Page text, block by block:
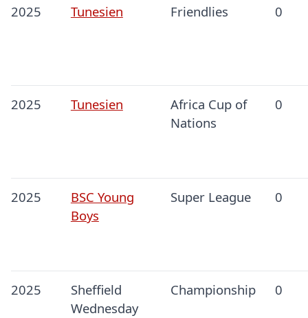
2025 Tunesien Friendlies 0
2025 Tunesien
Africa Cup of
Nations
0
2025
BSC Young
Boys
Super League 0
2025
Sheffield
Wednesday
Championship 0